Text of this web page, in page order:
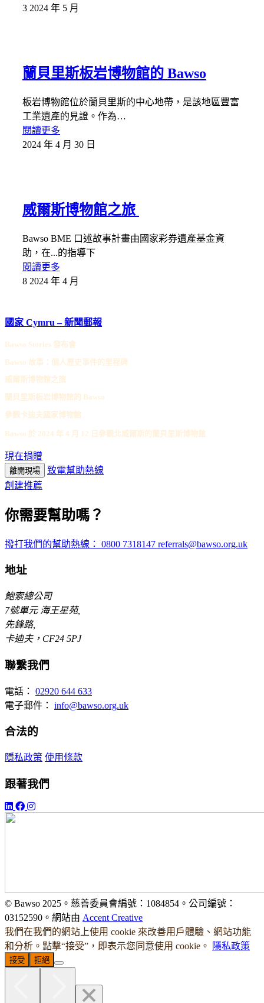
3 2024 年 5 月
蘭貝里斯板岩博物館的 Bawso
板岩博物館位於蘭貝里斯的中心地帶，是該地區豐富
工業遺產的見證。作為…
閱讀更多
2024 年 4 月 30 日
威爾斯博物館之旅
Bawso BME 口述故事計畫由國家彩券遺產基金資
助，在...的指導下
閱讀更多
8 2024 年 4 月
國家 Cymru – 新聞郵報
Bawso Stories 發布會
Bawso 故事：個人歷史事件的里程碑
威爾斯博物館之旅
蘭貝里斯板岩博物館的 Bawso
參觀卡迪夫國家博物館
Bawso 於 2024 年 4 月 12 日參觀北威爾斯的蘭貝里斯博物館
現在捐贈
離開現場
致電幫助熱線
創建推薦
你需要幫助嗎？
撥打我們的幫助熱線： 0800 7318147 referrals@bawso.org.uk
地址
鮑索總公司
7號單元 海王星苑,
先鋒路,
卡迪夫，CF24 5PJ
聯繫我們
電話： 02920 644 633
電子郵件： info@bawso.org.uk
合法的
隱私政策 使用條款
跟著我們
© Bawso 2025。慈善委員會編號：1084854。公司編號：
03152590。網站由 Accent Creative
我們在我們的網站上使用 cookie 來改善用戶體驗、網站功能
和分析。點擊“接受”，即表示您同意使用 cookie。
隱私政策
接受 拒絕